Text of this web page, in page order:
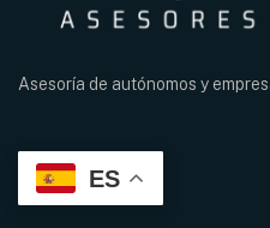
Asesoría de autónomos y
ES